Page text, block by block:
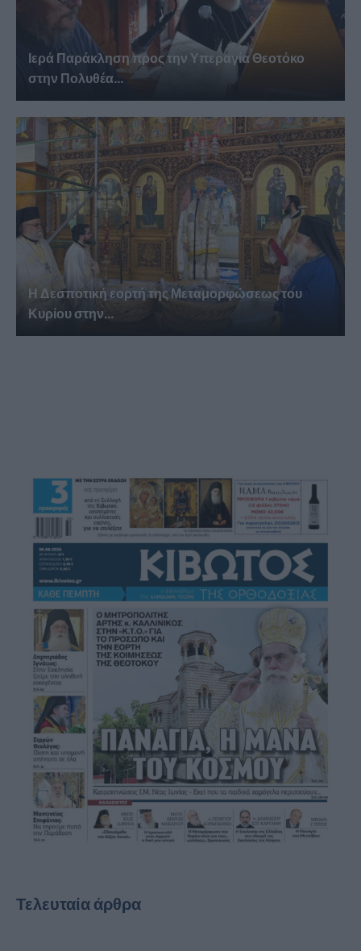
Ιερά Παράκληση προς την Υπεραγία Θεοτόκο
στην Πολυθέα...
Η Δεσποτική εορτή της Μεταμορφώσεως του
Κυρίου στην...
Τελευταία άρθρα